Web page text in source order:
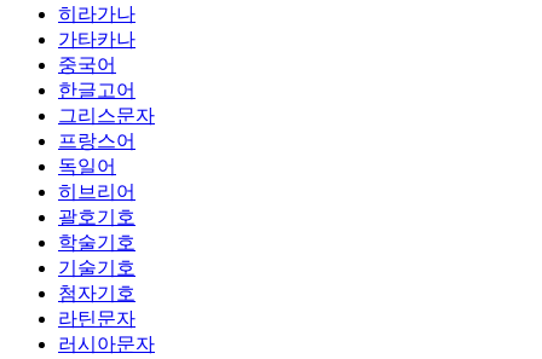
히라가나
가타카나
중국어
한글고어
그리스문자
프랑스어
독일어
히브리어
괄호기호
학술기호
기술기호
첨자기호
라틴문자
러시아문자